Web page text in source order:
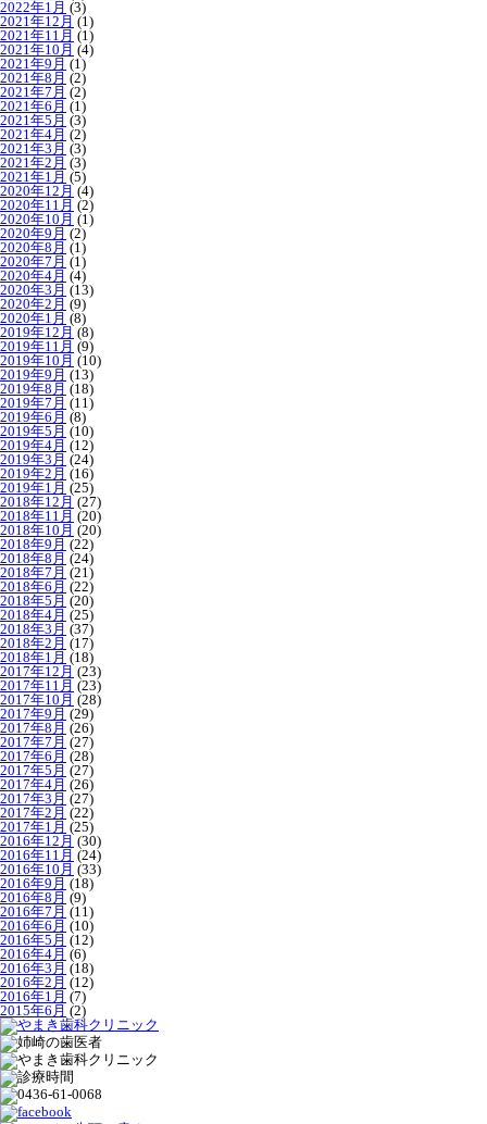
2022年1月 (3)
2021年12月 (1)
2021年11月 (1)
2021年10月 (4)
2021年9月 (1)
2021年8月 (2)
2021年7月 (2)
2021年6月 (1)
2021年5月 (3)
2021年4月 (2)
2021年3月 (3)
2021年2月 (3)
2021年1月 (5)
2020年12月 (4)
2020年11月 (2)
2020年10月 (1)
2020年9月 (2)
2020年8月 (1)
2020年7月 (1)
2020年4月 (4)
2020年3月 (13)
2020年2月 (9)
2020年1月 (8)
2019年12月 (8)
2019年11月 (9)
2019年10月 (10)
2019年9月 (13)
2019年8月 (18)
2019年7月 (11)
2019年6月 (8)
2019年5月 (10)
2019年4月 (12)
2019年3月 (24)
2019年2月 (16)
2019年1月 (25)
2018年12月 (27)
2018年11月 (20)
2018年10月 (20)
2018年9月 (22)
2018年8月 (24)
2018年7月 (21)
2018年6月 (22)
2018年5月 (20)
2018年4月 (25)
2018年3月 (37)
2018年2月 (17)
2018年1月 (18)
2017年12月 (23)
2017年11月 (23)
2017年10月 (28)
2017年9月 (29)
2017年8月 (26)
2017年7月 (27)
2017年6月 (28)
2017年5月 (27)
2017年4月 (26)
2017年3月 (27)
2017年2月 (22)
2017年1月 (25)
2016年12月 (30)
2016年11月 (24)
2016年10月 (33)
2016年9月 (18)
2016年8月 (9)
2016年7月 (11)
2016年6月 (10)
2016年5月 (12)
2016年4月 (6)
2016年3月 (18)
2016年2月 (12)
2016年1月 (7)
2015年6月 (2)